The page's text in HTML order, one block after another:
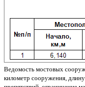
Ведомость мостовых
километр сооружения,